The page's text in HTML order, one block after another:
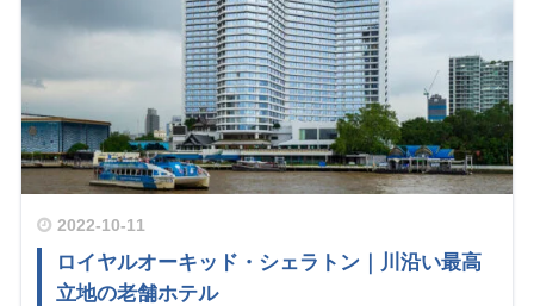
2022-10-11
ロイヤルオーキッド・シェラトン｜川沿い最高
立地の老舗ホテル